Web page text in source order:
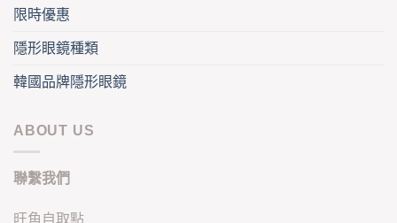
限時優惠
隱形眼鏡種類
韓國品牌隱形眼鏡
ABOUT US
聯繫我們
旺角自取點